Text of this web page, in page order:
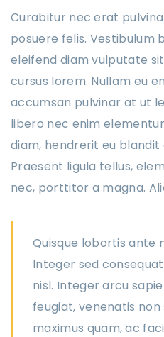
Curabitur nec erat
posuere felis. Vestibulum
eleifend diam vulputate
cursus lorem. Nullam eu
accumsan pulvinar at ut
libero nec enim
diam, hendrerit eu blandit
Praesent ligula tellus,
nec, porttitor a magna.
Quisque lobortis ante
Integer sed
nisl. Integer arcu
feugiat, venenatis
maximus quam, ac